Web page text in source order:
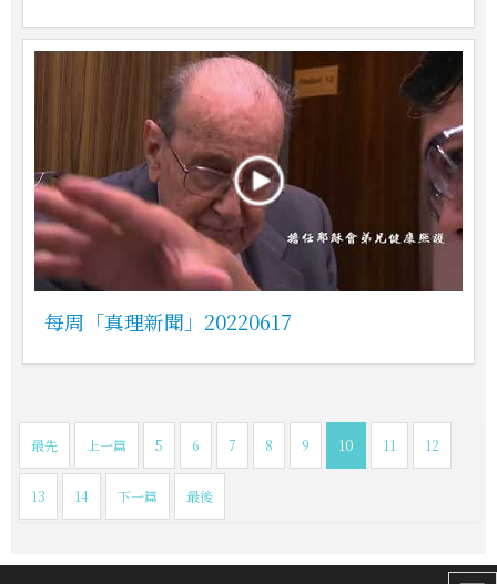
每周「真理新聞」20220617
最先 上一篇 5 6 7 8 9 10 11 12
13 14 下一篇 最後